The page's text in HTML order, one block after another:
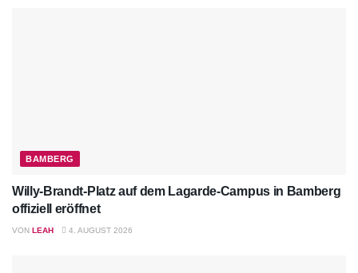
BAMBERG
Willy-Brandt-Platz auf dem Lagarde-Campus in Bamberg
offiziell eröffnet
VON LEAH 4. AUGUST 2026